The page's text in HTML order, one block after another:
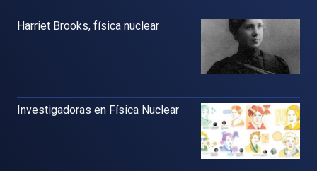
Harriet Brooks, física nuclear
Investigadoras en Física Nuclear